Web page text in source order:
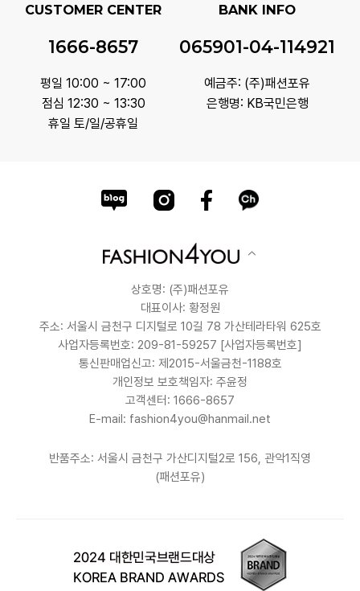
CUSTOMER CENTER
1666-8657
평일 10:00 ~ 17:00
점심 12:30 ~ 13:30
휴일 토/일/공휴일
BANK INFO
065901-04-114921
예금주: (주)패션포유
은행명: KB국민은행
상호명: (주)패션포유
대표이사: 황정원
주소: 서울시 금천구 디지털로 10길 78 가산테라타워 625호
사업자등록번호: 209-81-59257 [사업자등록번호]
통신판매업신고: 제2015-서울금천-1188호
개인정보 보호책임자: 주윤정
고객센터: 1666-8657
E-mail: fashion4you@hanmail.net
반품주소: 서울시 금천구 가산디지털2로 156, 관악1직영
(패션포유)